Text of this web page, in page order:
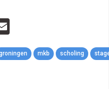
mkb scholing